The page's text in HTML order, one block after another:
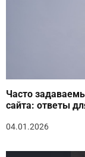
Часто
сайта: ответы
04.01.2026